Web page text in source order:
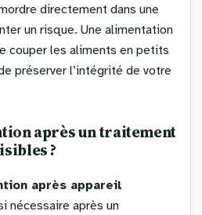
directement dans une
un risque. Une alimentation
couper les aliments en petits
préserver l’intégrité de votre
après un traitement
?
après appareil
nécessaire après un